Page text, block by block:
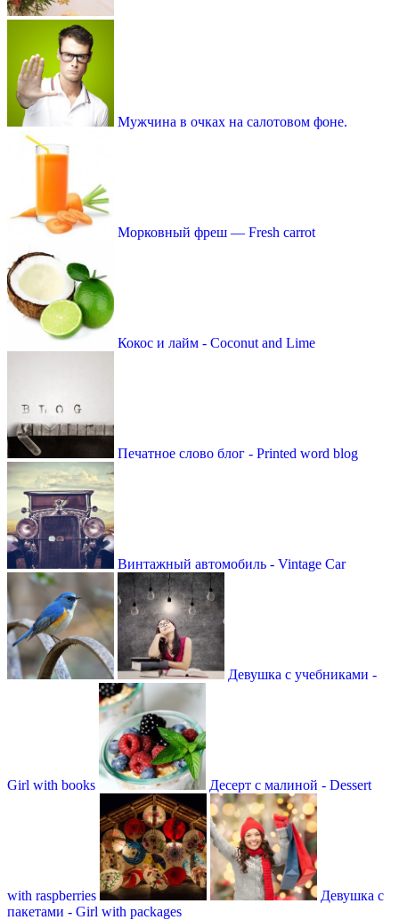
Мужчина в очках на салотовом фоне.
Морковный фреш — Fresh carrot
Кокос и лайм - Coconut and Lime
Печатное слово блог - Printed word blog
Винтажный автомобиль - Vintage Car
Девушка с учебниками -
Girl with books Десерт с малиной - Dessert
with raspberries
Девушка с
пакетами - Girl with packages